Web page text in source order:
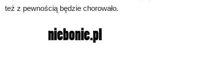
też z pewnością będzie chorowało.